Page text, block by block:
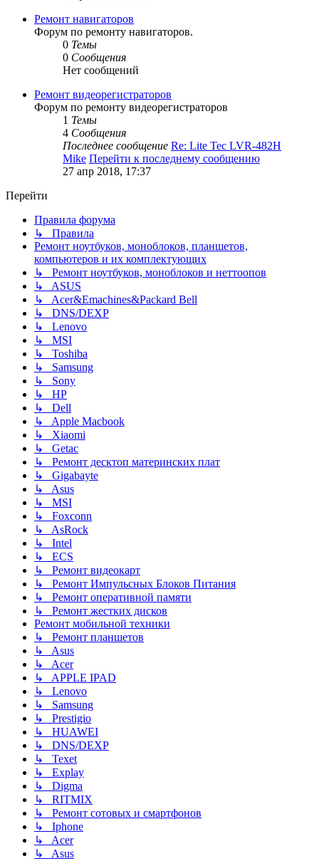
Ремонт навигаторов
Форум по ремонту навигаторов.
0 Темы
0 Сообщения
Нет сообщений
Ремонт видеорегистраторов
Форум по ремонту видеорегистраторов
1 Темы
4 Сообщения
Последнее сообщение Re: Lite Tec LVR-482H
Mike Перейти к последнему сообщению
27 апр 2018, 17:37
Перейти
Правила форума
↳ Правила
Ремонт ноутбуков, моноблоков, планшетов,
компьютеров и их комплектующих
↳ Ремонт ноутбуков, моноблоков и неттоопов
↳ ASUS
↳ Acer&Emachines&Packard Bell
↳ DNS/DEXP
↳ Lenovo
↳ MSI
↳ Toshiba
↳ Samsung
↳ Sony
↳ HP
↳ Dell
↳ Apple Macbook
↳ Xiaomi
↳ Getac
↳ Ремонт десктоп материнских плат
↳ Gigabayte
↳ Asus
↳ MSI
↳ Foxconn
↳ AsRock
↳ Intel
↳ ECS
↳ Ремонт видеокарт
↳ Ремонт Импульсных Блоков Питания
↳ Ремонт оперативной памяти
↳ Ремонт жестких дисков
Ремонт мобильной техники
↳ Ремонт планшетов
↳ Asus
↳ Acer
↳ APPLE IPAD
↳ Lenovo
↳ Samsung
↳ Prestigio
↳ HUAWEI
↳ DNS/DEXP
↳ Texet
↳ Explay
↳ Digma
↳ RITMIX
↳ Ремонт сотовых и смартфонов
↳ Iphone
↳ Acer
↳ Asus